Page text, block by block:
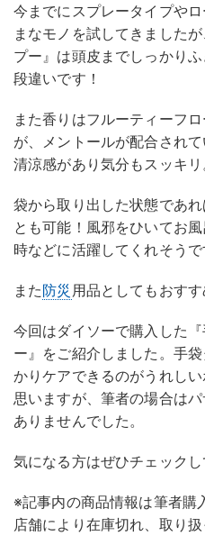
今までにスプレータイプや
まなモノを試してきました
プー』は頭皮までしっかり
段違いです！
また香りはフルーティーフ
が、メントールが配合され
清涼感があり気分もスッキリ
袋から取り出した状態であ
とも可能！風邪をひいてお
時などに活躍してくれそうで
また防災 用品としてもおすす
今回はダイソーで購入した
ー』をご紹介しました。手
かりケアできるのがうれし
思いますが、筆者の場合は
ありませんでした。
気になる方はぜひチェック
※記事内の商品情報は筆者購
店舗により在庫切れ、取り